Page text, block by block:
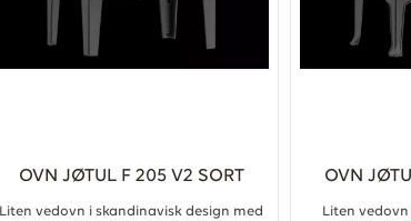
OVN JØTUL F 205 V2 SORT
Liten vedovn i skandinavisk design med
OVN
Liten